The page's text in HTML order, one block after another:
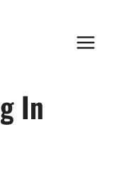
In